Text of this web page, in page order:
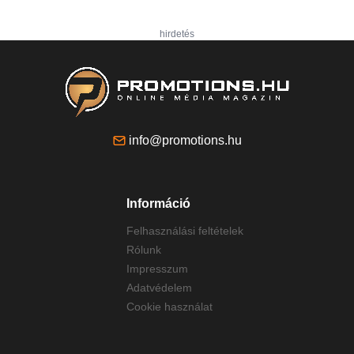
hirdetés
info@promotions.hu
Információ
Felhasználási feltételek
Rólunk
Impresszum
Adatvédelem
Cookie használat